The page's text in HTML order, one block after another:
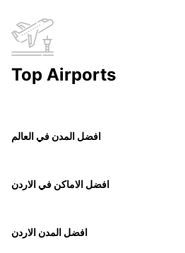
Top Airports
افضل المدن في العالم
افضل الاماكن في الاردن
افضل المدن الاردن